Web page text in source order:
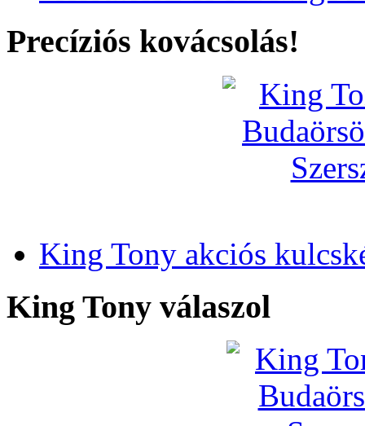
Precíziós kovácsolás!
King Tony akciós
King Tony válaszol